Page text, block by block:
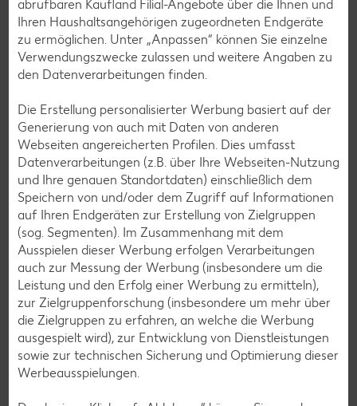
Services
Unsere Serviceleistungen
Deine Zufriedenheit ist für uns die oberste Priorität. Unser
Kundenversprechen und die Services, die wir anbieten,
siehst du hier auf einen Blick. Verpasse jetzt auch keine
Angebote und Aktionen mehr und lasse dich per
Newsletter oder unsere Messenger-Services immer
topaktuell über Neuigkeiten informieren.
abrufbaren Kaufland Filial-Angebote über die Ihnen und
Ihren Haushaltsangehörigen zugeordneten Endgeräte
zu ermöglichen. Unter „Anpassen“ können Sie einzelne
Verwendungszwecke zulassen und weitere Angaben zu
den Datenverarbeitungen finden.
Die Erstellung personalisierter Werbung basiert auf der
Generierung von auch mit Daten von anderen
Webseiten angereicherten Profilen. Dies umfasst
Datenverarbeitungen (z.B. über Ihre Webseiten-Nutzung
und Ihre genauen Standortdaten) einschließlich dem
Speichern von und/oder dem Zugriff auf Informationen
auf Ihren Endgeräten zur Erstellung von Zielgruppen
(sog. Segmenten). Im Zusammenhang mit dem
Ausspielen dieser Werbung erfolgen Verarbeitungen
auch zur Messung der Werbung (insbesondere um die
Leistung und den Erfolg einer Werbung zu ermitteln),
zur Zielgruppenforschung (insbesondere um mehr über
die Zielgruppen zu erfahren, an welche die Werbung
ausgespielt wird), zur Entwicklung von Dienstleistungen
sowie zur technischen Sicherung und Optimierung dieser
Werbeausspielungen.